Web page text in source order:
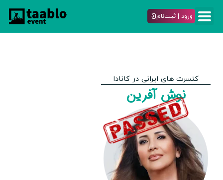
ورود | ثبت‌نام
کنسرت های ایرانی در کانادا
نوش آفرین